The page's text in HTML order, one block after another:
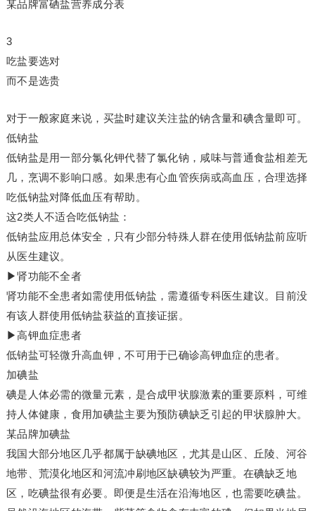
某品牌富硒盐营养成分表
3
吃盐要选对
而不是选贵
对于一般家庭来说，买盐时建议关注盐的钠含量和碘含量即可。
低钠盐
低钠盐是用一部分氯化钾代替了氯化钠，咸味与普通食盐相差无
几，烹调不影响口感。如果患有心血管疾病或高血压，合理选择
吃低钠盐对降低血压有帮助。
这2类人不适合吃低钠盐：
低钠盐应用总体安全，只有少部分特殊人群在使用低钠盐前应听
从医生建议。
▶肾功能不全者
肾功能不全患者如需使用低钠盐，需遵循专科医生建议。目前没
有该人群使用低钠盐获益的直接证据。
▶高钾血症患者
低钠盐可轻微升高血钾，不可用于已确诊高钾血症的患者。
加碘盐
碘是人体必需的微量元素，是合成甲状腺激素的重要原料，可维
持人体健康，食用加碘盐主要为预防碘缺乏引起的甲状腺肿大。
某品牌加碘盐
我国大部分地区几乎都属于缺碘地区，尤其是山区、丘陵、河谷
地带、荒漠化地区和河流冲刷地区缺碘较为严重。在碘缺乏地
区，吃碘盐很有必要。即便是生活在沿海地区，也需要吃碘盐。